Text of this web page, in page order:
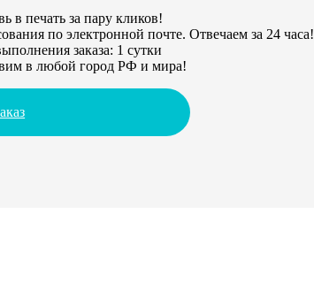
в печать за пару кликов!
по электронной почте. Отвечаем за 24 часа!
заказа: 1 сутки
в любой город РФ и мира!